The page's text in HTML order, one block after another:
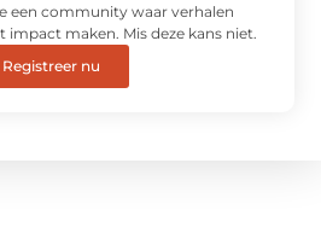
een community waar verhalen
impact maken. Mis deze kans niet.
Registreer nu